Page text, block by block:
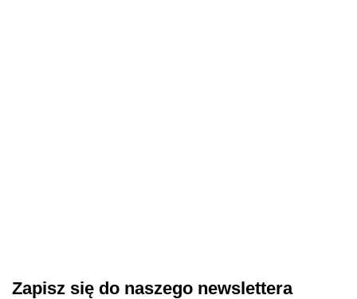
Zapisz się do naszego newslettera